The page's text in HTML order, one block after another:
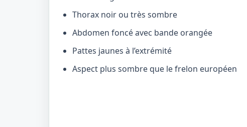
Thorax noir ou très sombre
Abdomen foncé avec bande orangée
Pattes jaunes à l’extrémité
Aspect plus sombre que le frelon européen